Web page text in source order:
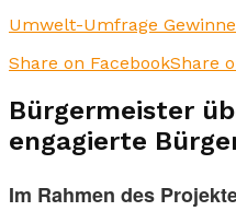
Umwelt-Umfrage
Share on FacebookShare
Bürgermeister
engagierte
Im Rahmen des